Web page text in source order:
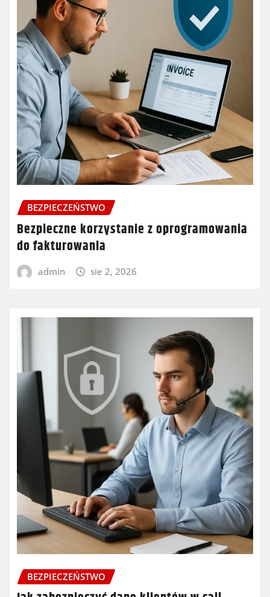
BEZPIECZEŃSTWO
Bezpieczne korzystanie z oprogramowania
do fakturowania
admin sie 2, 2026
BEZPIECZEŃSTWO